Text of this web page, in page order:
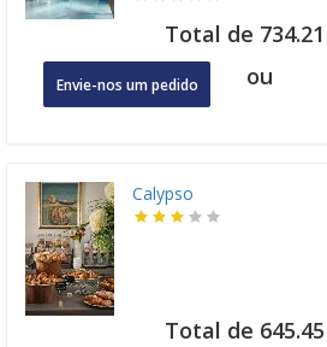
Total de 734.21
Envie-nos um pedido ou
Calypso
Total de 645.45